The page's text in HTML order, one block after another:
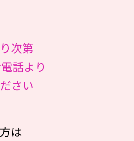
次第
話より
さい
は